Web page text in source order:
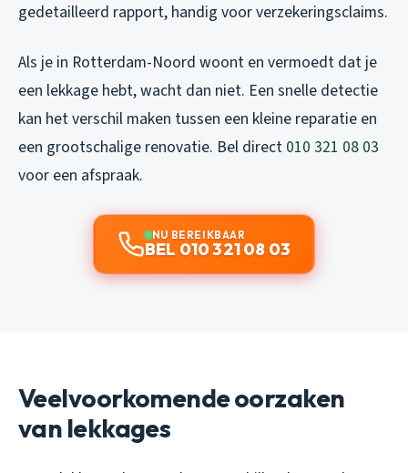
gedetailleerd rapport, handig voor verzekeringsclaims.
Als je in Rotterdam-Noord woont en vermoedt dat je
een lekkage hebt, wacht dan niet. Een snelle detectie
kan het verschil maken tussen een kleine reparatie en
een grootschalige renovatie. Bel direct 010 321 08 03
voor een afspraak.
NU BEREIKBAAR
BEL 010 321 08 03
Veelvoorkomende oorzaken
van lekkages